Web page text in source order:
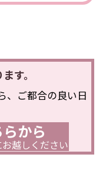
す。
、ご都合の良い日
から
越しください